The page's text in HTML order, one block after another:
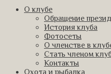
О клубе
Обращение
История клуба
Фотосеты
О членстве в
Стать членом
Контакты
Охота и рыбалка